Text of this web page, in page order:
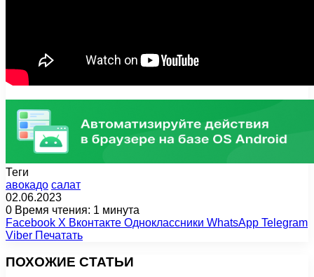
Теги
авокадо салат
02.06.2023
0 Время чтения: 1 минута
Facebook X Вконтакте Одноклассники WhatsApp Telegram
Viber Печатать
ПОХОЖИЕ СТАТЬИ